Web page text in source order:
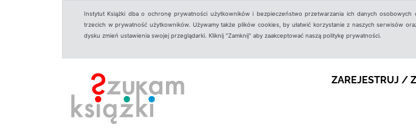
Instytut Książki dba o ochronę prywatności użytkowników i bezpieczeństwo przetwarzania ich danych
trzecich w prywatność użytkowników. Używamy także plików cookies, by ułatwić korzystanie z naszych serwisów
dysku zmień ustawienia swojej przeglądarki. Kliknij "Zamknij" aby zaakceptować naszą politykę prywatności.
ZAREJESTRUJ /